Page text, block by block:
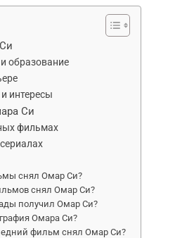
образование
интересы
Си
фильмах
снял Омар Си?
снял Омар Си?
получил Омар Си?
Омара Си?
фильм снял Омар Си?